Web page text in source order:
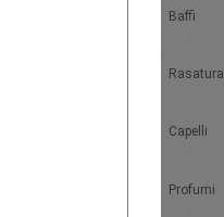
Baffi
Rasatura
Capelli
Profumi